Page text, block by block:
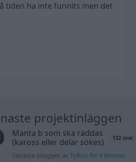
tiden ha inte funnits men det
projektinläggen
Manta b som ska räddas
(kaross eller delar sökes)
122 svar
Senaste inlägget av Tyfors för 4 timmar